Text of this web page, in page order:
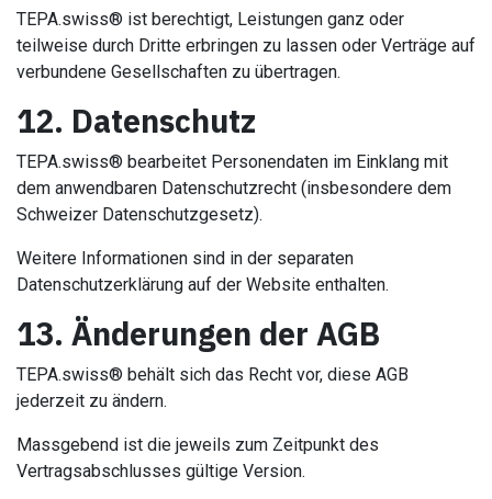
TEPA.swiss® ist berechtigt, Leistungen ganz oder
teilweise durch Dritte erbringen zu lassen oder Verträge auf
verbundene Gesellschaften zu übertragen.
12. Datenschutz
TEPA.swiss® bearbeitet Personendaten im Einklang mit
dem anwendbaren Datenschutzrecht (insbesondere dem
Schweizer Datenschutzgesetz).
Weitere Informationen sind in der separaten
Datenschutzerklärung auf der Website enthalten.
13. Änderungen der AGB
TEPA.swiss® behält sich das Recht vor, diese AGB
jederzeit zu ändern.
Massgebend ist die jeweils zum Zeitpunkt des
Vertragsabschlusses gültige Version.